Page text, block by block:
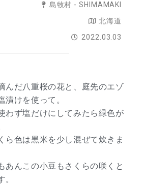
島牧村 - SHIMAMAKI
北海道
2022.03.03
んだ八重桜の花と、庭先のエゾ
漬けを使って。
わず塩だけにしてみたら緑色が
ら色は黒米を少し混ぜて炊きま
あんこの小豆もさくらの咲くと